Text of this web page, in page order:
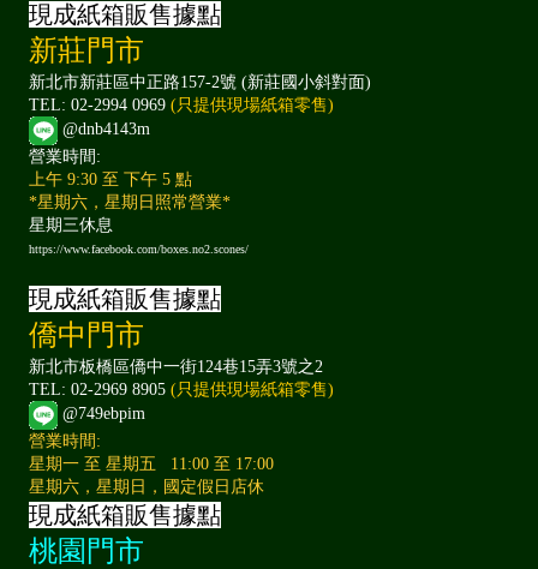
現成紙箱販售據點
新莊門市
新北市新莊區中正路157-2號 (新莊國小斜對面)
TEL: 02-2994 0969 (只提供現場紙箱零售)
@dnb4143m
營業時間:
上午 9:30 至 下午 5 點
*星期六，星期日照常營業*
星期三休息
https://www.facebook.com/boxes.no2.scones/
現成紙箱販售據點
僑中門市
新北市板橋區僑中一街124巷15弄3號之2
TEL: 02-2969 8905 (只提供現場紙箱零售)
@749ebpim
營業時間:
星期一 至 星期五 11:00 至 17:00
星期六，星期日，國定假日店休
現成紙箱販售據點
桃園門市